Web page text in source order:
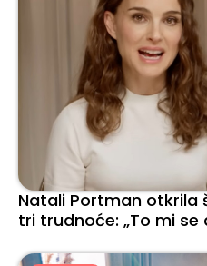
Natali Portman otkrila
tri trudnoće: „To mi se